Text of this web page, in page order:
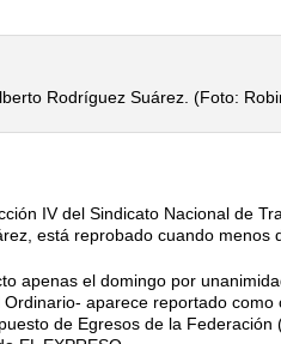
Rodríguez Suárez. (Foto:
IV del Sindica­to Nacional de
está reprobado cuando menos
apenas el do­mingo por
aparece reportado como
de Egresos de la Federación